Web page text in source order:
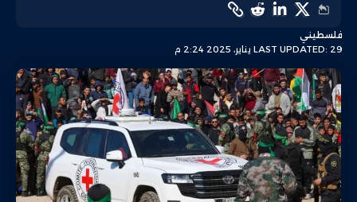
LAST UPDATED: 29 يناير، 2025 2:24 م
فلسطيني